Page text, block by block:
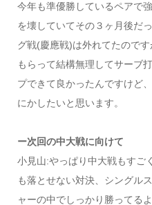
今年も準優勝しているペアで
を壊していてその３ヶ月後だ
グ戦(慶應戦)は外れてたので
もらって結構無理してサーブ
プできて良かったんですけど
にかしたいと思います。
ー次回の中大戦に向けて
小見山:やっぱり中大戦もすご
も落とせない対決、シングル
ャーの中でしっかり勝ってる